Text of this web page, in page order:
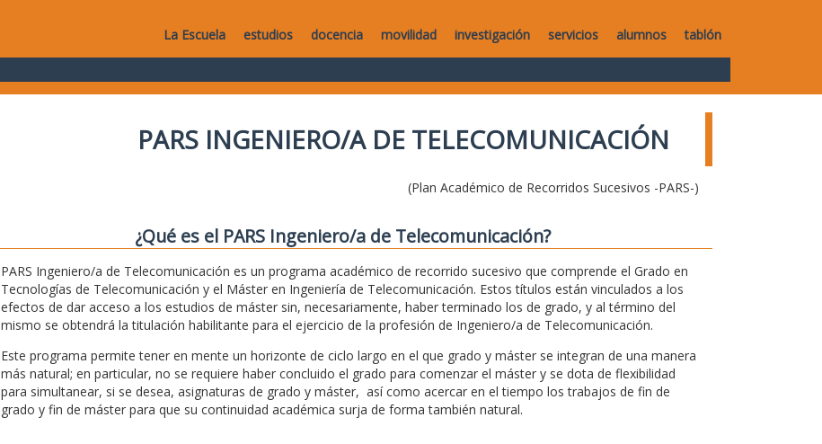
La Escuela estudios docencia movilidad investigación servicios alumnos tablón
PARS INGENIERO/A DE TELECOMUNICACIÓN
(Plan Académico de Recorridos Sucesivos -PARS-)
¿Qué es el PARS Ingeniero/a de Telecomunicación?
PARS Ingeniero/a de Telecomunicación es un programa académico de recorrido sucesivo que comprende el Grado en
Tecnologías de Telecomunicación y el Máster en Ingeniería de Telecomunicación. Estos títulos están vinculados a los
efectos de dar acceso a los estudios de máster sin, necesariamente, haber terminado los de grado, y al término del
mismo se obtendrá la titulación habilitante para el ejercicio de la profesión de Ingeniero/a de Telecomunicación.
Este programa permite tener en mente un horizonte de ciclo largo en el que grado y máster se integran de una manera
más natural; en particular, no se requiere haber concluido el grado para comenzar el máster y se dota de flexibilidad
para simultanear, si se desea, asignaturas de grado y máster, así como acercar en el tiempo los trabajos de fin de
grado y fin de máster para que su continuidad académica surja de forma también natural.